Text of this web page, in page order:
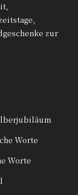
zur
Worte
Worte